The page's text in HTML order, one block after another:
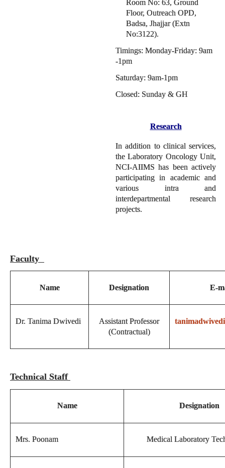
Room No: 63, Ground
Floor, Outreach OPD,
Badsa, Jhajjar (Extn
No:3122).
Timings: Monday-Friday: 9am
-1pm
Saturday: 9am-1pm
Closed: Sunday & GH
Research
In addition to clinical services,
the Laboratory Oncology Unit,
NCI-AIIMS has been actively
participating in academic and
various intra and
interdepartmental research
projects.
Faculty
Name Designation E-
Dr. Tanima Dwivedi
Assistant Professor
(Contractual)
Technical Staff
Name Designation
Mrs. Poonam Medical Laboratory